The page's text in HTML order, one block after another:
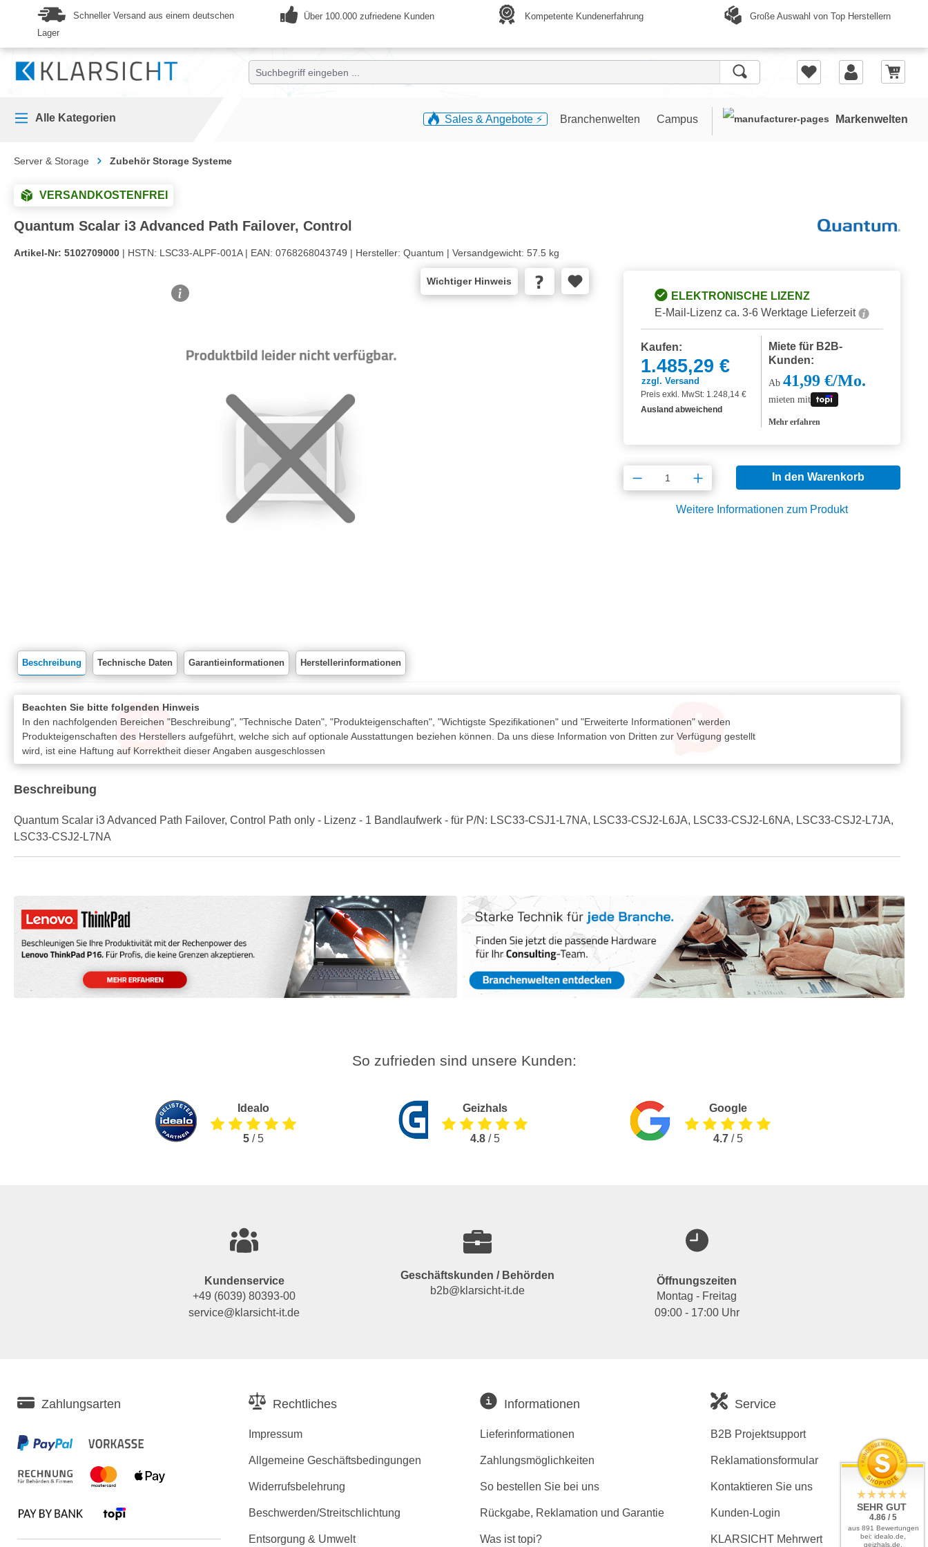
Zur Hauptnavigation springen
Schneller Versand aus einem deutschen
Lager
Über 100.000 zufriedene Kunden Kompetente Kundenerfahrung Große Auswahl von Top Herstellern
Alle Kategorien Sales & Angebote ⚡️ Branchenwelten Campus Markenwelten
Server & Storage Zubehör Storage Systeme
VERSANDKOSTENFREI
Quantum Scalar i3 Advanced Path Failover, Control
Artikel-Nr: 5102709000 | HSTN: LSC33-ALPF-001A | EAN: 0768268043749 | Hersteller: Quantum | Versandgewicht: 57.5 kg
Wichtiger Hinweis
ELEKTRONISCHE LIZENZ
E-Mail-Lizenz ca. 3-6 Werktage Lieferzeit
Kaufen:
1.485,29 €
zzgl. Versand
Preis exkl. MwSt: 1.248,14 €
Ausland abweichend
Miete für B2B-
Kunden:
Ab41,99 €/Mo.
mieten mit
Mehr erfahren
Produkt Anzahl: Gib den gewünschten
In den Warenkorb
Weitere Informationen zum Produkt
Beschreibung Technische Daten Garantieinformationen Herstellerinformationen
Beachten Sie bitte folgenden Hinweis
In den nachfolgenden Bereichen "Beschreibung", "Technische Daten", "Produkteigenschaften", "Wichtigste Spezifikationen" und "Erweiterte Informationen" werden
Produkteigenschaften des Herstellers aufgeführt, welche sich auf optionale Ausstattungen beziehen können. Da uns diese Information von Dritten zur Verfügung gestellt
wird, ist eine Haftung auf Korrektheit dieser Angaben ausgeschlossen
Beschreibung
Quantum Scalar i3 Advanced Path Failover, Control Path only - Lizenz - 1 Bandlaufwerk - für P/N: LSC33-CSJ1-L7NA, LSC33-CSJ2-L6JA, LSC33-CSJ2-L6NA, LSC33-CSJ2-L7JA,
LSC33-CSJ2-L7NA
So zufrieden sind unsere Kunden:
Idealo
5/ 5
Geizhals
4.8/ 5
Google
4.7/ 5
Kundenservice
+49 (6039) 80393-00
service@klarsicht-it.de
Geschäftskunden / Behörden
b2b@klarsicht-it.de
Öffnungszeiten
Montag - Freitag
09:00 - 17:00 Uhr
Zahlungsarten Rechtliches
Impressum
Allgemeine Geschäftsbedingungen
Widerrufsbelehrung
Beschwerden/Streitschlichtung
Entsorgung & Umwelt
Informationen
Lieferinformationen
Zahlungsmöglichkeiten
So bestellen Sie bei uns
Rückgabe, Reklamation und Garantie
Was ist topi?
Service
B2B Projektsupport
Reklamationsformular
Kontaktieren Sie uns
Kunden-Login
KLARSICHT Mehrwert
SEHR GUT
4.86 / 5
aus 891 Bewertungen
bei: idealo.de,
geizhals.de,